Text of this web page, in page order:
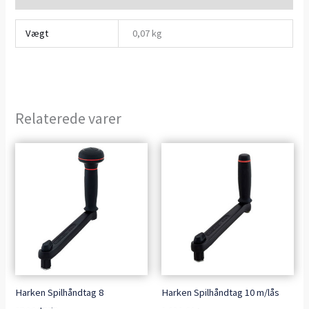
Vægt 0,07 kg
Relaterede varer
Harken Spilhåndtag 8
Harken Spilhåndtag 10 m/lås